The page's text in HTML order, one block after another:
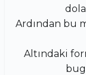
Ardından bu
Altındaki